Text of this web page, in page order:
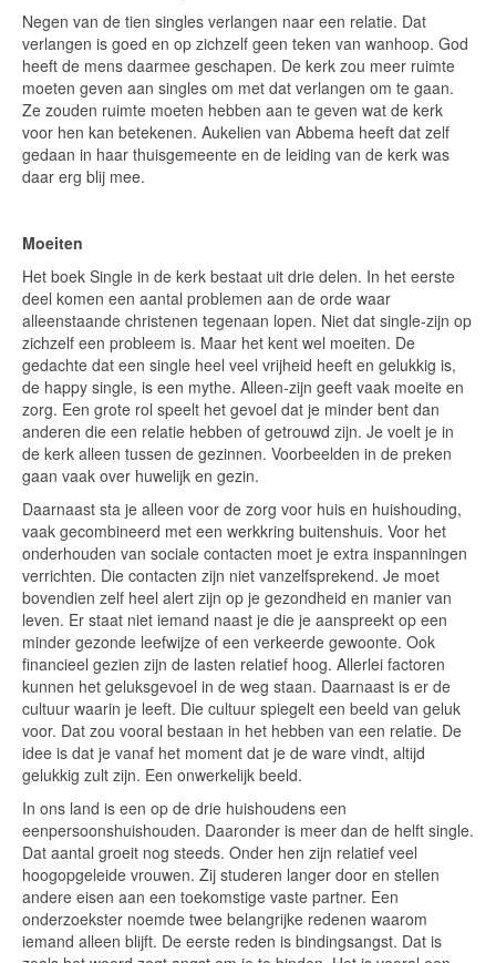
Negen van de tien singles verlangen naar een relatie. Dat
verlangen is goed en op zichzelf geen teken van wanhoop. God
heeft de mens daarmee geschapen. De kerk zou meer ruimte
moeten geven aan singles om met dat verlangen om te gaan.
Ze zouden ruimte moeten hebben aan te geven wat de kerk
voor hen kan betekenen. Aukelien van Abbema heeft dat zelf
gedaan in haar thuisgemeente en de leiding van de kerk was
daar erg blij mee.
Moeiten
Het boek Single in de kerk bestaat uit drie delen. In het eerste
deel komen een aantal problemen aan de orde waar
alleenstaande christenen tegenaan lopen. Niet dat single-zijn op
zichzelf een probleem is. Maar het kent wel moeiten. De
gedachte dat een single heel veel vrijheid heeft en gelukkig is,
de happy single, is een mythe. Alleen-zijn geeft vaak moeite en
zorg. Een grote rol speelt het gevoel dat je minder bent dan
anderen die een relatie hebben of getrouwd zijn. Je voelt je in
de kerk alleen tussen de gezinnen. Voorbeelden in de preken
gaan vaak over huwelijk en gezin.
Daarnaast sta je alleen voor de zorg voor huis en huishouding,
vaak gecombineerd met een werkkring buitenshuis. Voor het
onderhouden van sociale contacten moet je extra inspanningen
verrichten. Die contacten zijn niet vanzelfsprekend. Je moet
bovendien zelf heel alert zijn op je gezondheid en manier van
leven. Er staat niet iemand naast je die je aanspreekt op een
minder gezonde leefwijze of een verkeerde gewoonte. Ook
financieel gezien zijn de lasten relatief hoog. Allerlei factoren
kunnen het geluksgevoel in de weg staan. Daarnaast is er de
cultuur waarin je leeft. Die cultuur spiegelt een beeld van geluk
voor. Dat zou vooral bestaan in het hebben van een relatie. De
idee is dat je vanaf het moment dat je de ware vindt, altijd
gelukkig zult zijn. Een onwerkelijk beeld.
In ons land is een op de drie huishoudens een
eenpersoonshuishouden. Daaronder is meer dan de helft single.
Dat aantal groeit nog steeds. Onder hen zijn relatief veel
hoogopgeleide vrouwen. Zij studeren langer door en stellen
andere eisen aan een toekomstige vaste partner. Een
onderzoekster noemde twee belangrijke redenen waarom
iemand alleen blijft. De eerste reden is bindingsangst. Dat is